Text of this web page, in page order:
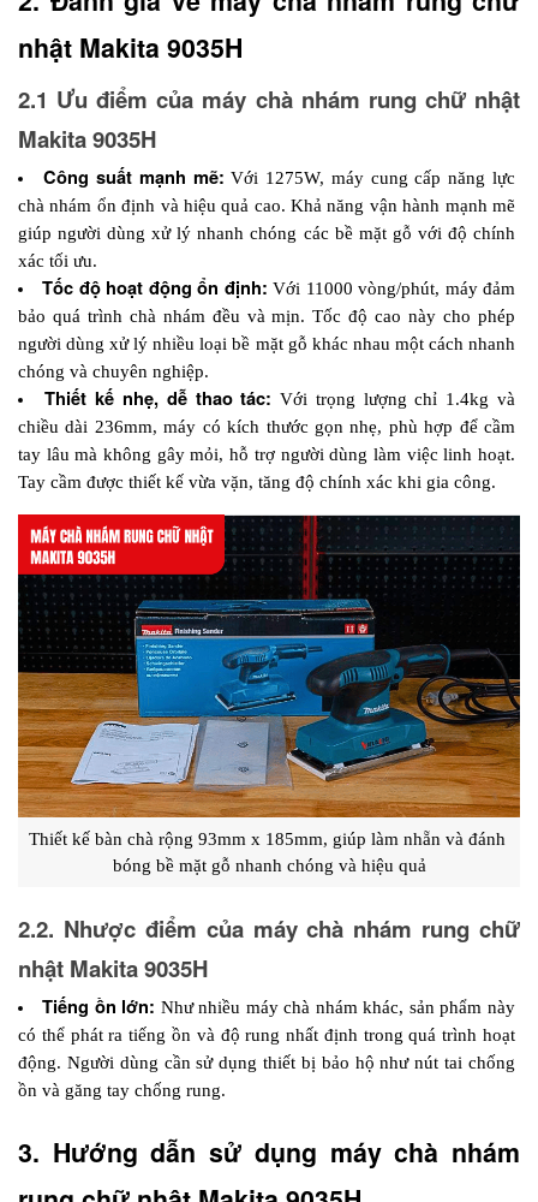
nhật Makita 9035H
2.1 Ưu điểm của máy chà nhám rung chữ nhật
Makita 9035H
Công suất mạnh mẽ: Với 1275W, máy cung cấp năng lực
chà nhám ổn định và hiệu quả cao. Khả năng vận hành mạnh mẽ
giúp người dùng xử lý nhanh chóng các bề mặt gỗ với độ chính
xác tối ưu.
Tốc độ hoạt động ổn định: Với 11000 vòng/phút, máy đảm
bảo quá trình chà nhám đều và mịn. Tốc độ cao này cho phép
người dùng xử lý nhiều loại bề mặt gỗ khác nhau một cách nhanh
chóng và chuyên nghiệp.
Thiết kế nhẹ, dễ thao tác: Với trọng lượng chỉ 1.4kg và
chiều dài 236mm, máy có kích thước gọn nhẹ, phù hợp để cầm
tay lâu mà không gây mỏi, hỗ trợ người dùng làm việc linh hoạt.
Tay cầm được thiết kế vừa vặn, tăng độ chính xác khi gia công.
Thiết kế bàn chà rộng 93mm x 185mm, giúp làm nhẵn và đánh
bóng bề mặt gỗ nhanh chóng và hiệu quả
2.2. Nhược điểm của máy chà nhám rung chữ
nhật Makita 9035H
Tiếng ồn lớn: Như nhiều máy chà nhám khác, sản phẩm này
có thể phát ra tiếng ồn và độ rung nhất định trong quá trình hoạt
động. Người dùng cần sử dụng thiết bị bảo hộ như nút tai chống
ồn và găng tay chống rung.
3. Hướng dẫn sử dụng máy chà nhám